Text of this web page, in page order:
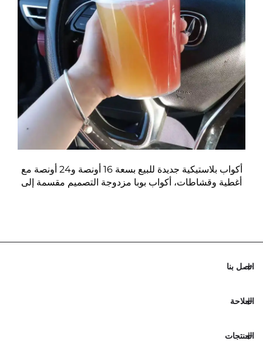
أكواب بلاستيكية جديدة للبيع بسعة 16 أونصة و24 أونصة مع
أغطية وقشاطات، أكواب بوبا مزدوجة التصميم مقسمة إلى
اتصل بنا
الملاحة
المنتجات